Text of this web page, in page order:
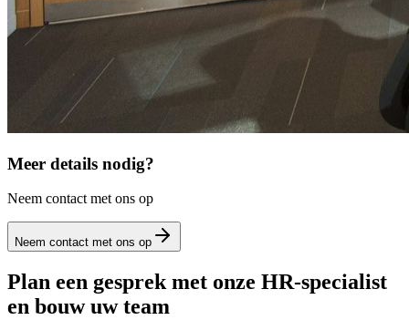
Meer details nodig?
Neem contact met ons op
Neem contact met ons op
Plan een gesprek met onze HR‑specialist
en bouw uw team